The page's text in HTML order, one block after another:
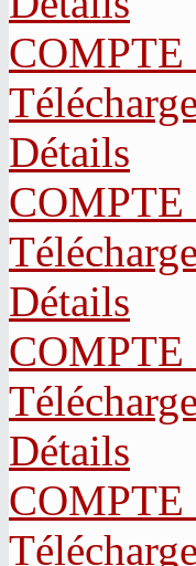
Détails
Détails
Détails